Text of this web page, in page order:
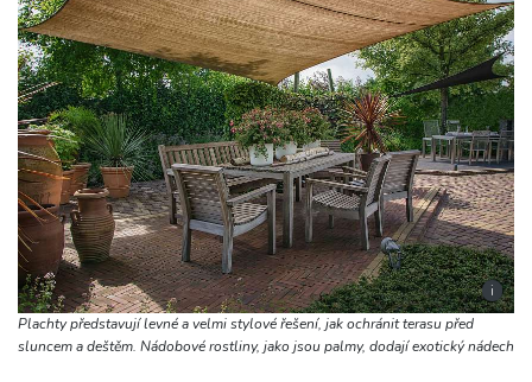
i
Plachty představují levné a velmi stylové řešení, jak ochránit terasu před
sluncem a deštěm. Nádobové rostliny, jako jsou palmy, dodají exotický nádech